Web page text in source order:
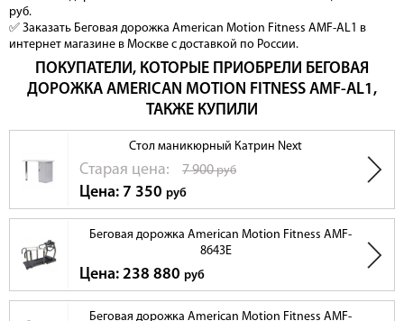
руб.
✅ Заказать Беговая дорожка American Motion Fitness AMF-AL1 в
интернет магазине в Москве с доставкой по России.
ПОКУПАТЕЛИ, КОТОРЫЕ ПРИОБРЕЛИ БЕГОВАЯ
ДОРОЖКА AMERICAN MOTION FITNESS AMF-AL1,
ТАКЖЕ КУПИЛИ
Стол маникюрный Катрин Next
Cтарая цена: 7 900руб
Цена: 7 350 руб
Беговая дорожка American Motion Fitness AMF-
8643E
Цена: 238 880 руб
Беговая дорожка American Motion Fitness AMF-